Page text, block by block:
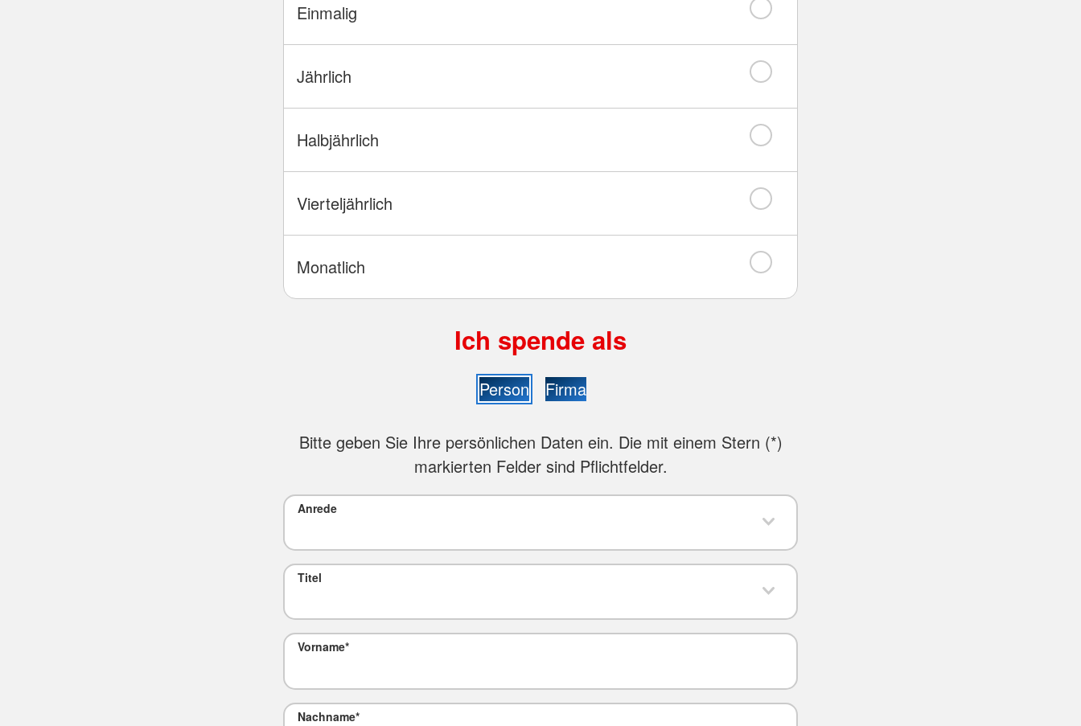
Einmalig
Jährlich
Halbjährlich
Vierteljährlich
Monatlich
Ich spende als
Person Firma
Bitte geben Sie Ihre persönlichen Daten ein. Die mit einem Stern (*)
markierten Felder sind Pflichtfelder.
Anrede
Titel
Vorname*
Nachname*